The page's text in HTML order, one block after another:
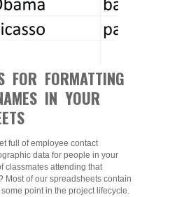
FOR FORMATTING
IN YOUR
full of employee contact
data for people in your
classmates attending that
Most of our spreadsheets contain
point in the project lifecycle.